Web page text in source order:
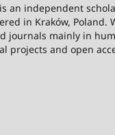
an independent
in Kraków, Poland.
journals mainly in
projects and open